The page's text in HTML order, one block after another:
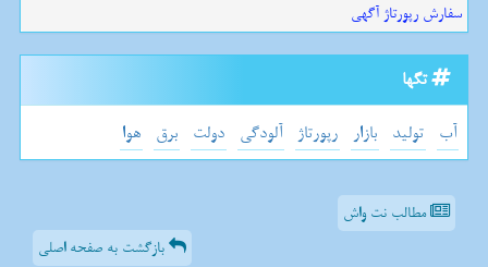
سفارش رپورتاژ آگهی
تگها
آب تولید بازار رپورتاژ آلودگی دولت برق هوا
مطالب نت واش
بازگشت به صفحه اصلی